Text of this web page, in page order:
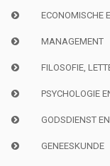
ECONOMISCHE
MANAGEMENT
FILOSOFIE,
PSYCHOLOGIE
GODSDIENST
GENEESKUNDE